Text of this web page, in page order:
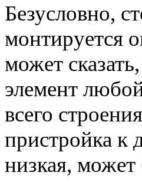
Безусловно,
монтируется
может
элемент
всего
пристройка к
низкая, может